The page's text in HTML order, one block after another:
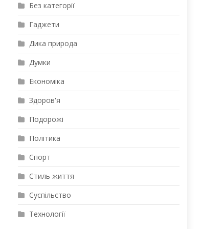
Без категорії
Гаджети
Дика природа
Думки
Економіка
Здоров'я
Подорожі
Політика
Спорт
Стиль життя
Суспільство
Технології